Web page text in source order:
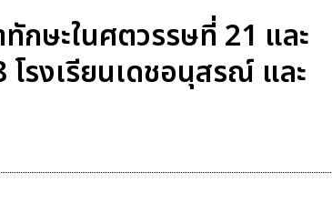
กษะในศตวรรษที่ 21 และ
รงเรียนเดชอนุสรณ์ และ